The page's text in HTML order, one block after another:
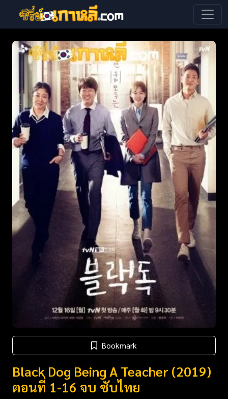
Bookmark
Black Dog Being A Teacher (2019)
ตอนที่ 1-16 จบ ซับไทย